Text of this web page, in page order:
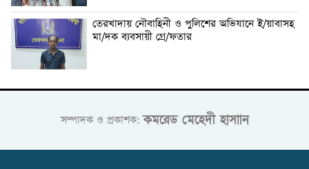
তেরখাদায় নৌবাহিনী ও পুলিশের অভিযানে ই/য়াবাসহ
মা/দক ব্যবসায়ী গ্রে/ফতার
সম্পাদক ও প্রকাশক:কমরেড মেহেদী হাসাান